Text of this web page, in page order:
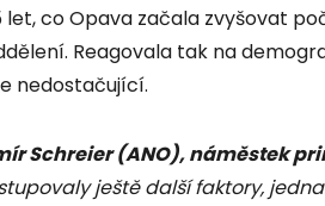
let, co Opava začala zvyšovat
Reagovala tak na
nedostačující.
Schreier (ANO), náměstek
ještě další faktory,